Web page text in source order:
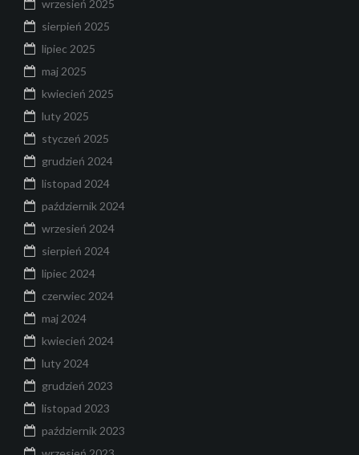
wrzesień 2025
sierpień 2025
lipiec 2025
maj 2025
kwiecień 2025
luty 2025
styczeń 2025
grudzień 2024
listopad 2024
październik 2024
wrzesień 2024
sierpień 2024
lipiec 2024
czerwiec 2024
maj 2024
kwiecień 2024
luty 2024
grudzień 2023
listopad 2023
październik 2023